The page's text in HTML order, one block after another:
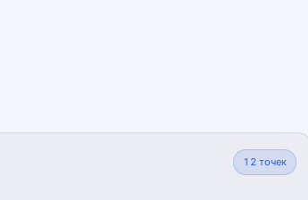
12 точек